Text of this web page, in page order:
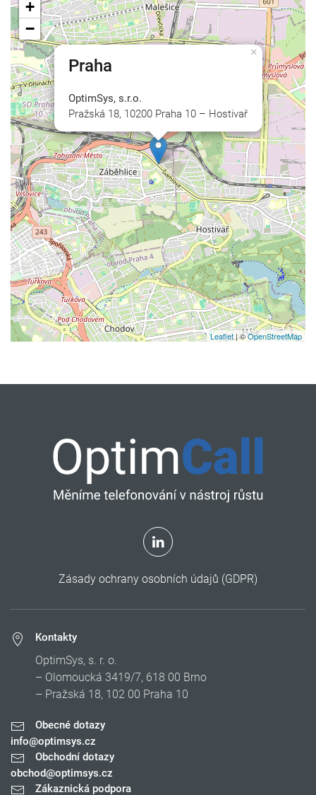
Praha
OptimSys, s.r.o.
Pražská 18, 10200 Praha 10 – Hostivař
×
+
−
Leaflet| ©OpenStreetMap
Zásady ochrany osobních údajů (GDPR)
Kontakty
OptimSys, s. r. o.
– Olomoucká 3419/7, 618 00 Brno
– Pražská 18, 102 00 Praha 10
Obecné dotazy
info@optimsys.cz
Obchodní dotazy
obchod@optimsys.cz
Zákaznická podpora